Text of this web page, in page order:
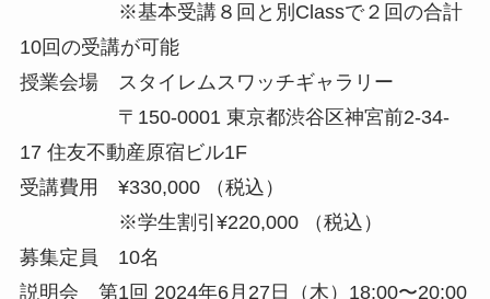
※基本受講８回と別Classで２回の合計
10回の受講が可能
授業会場 スタイレムスワッチギャラリー
〒150-0001 東京都渋谷区神宮前2-34-
17 住友不動産原宿ビル1F
受講費用 ¥330,000 （税込）
※学生割引¥220,000 （税込）
募集定員 10名
説明会 第1回 2024年6月27日（木）18:00〜20:00